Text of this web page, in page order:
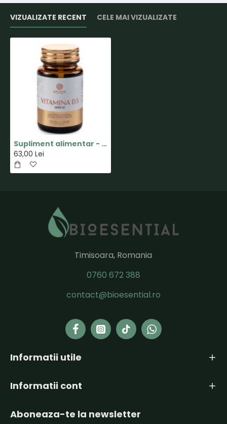
VIZUALIZATE RECENT CELE MAI VIZUALIZATE
Supliment alimentar - Vitamina D3 - 5500UI - 60 tablete - Aronia Charlottenburg
63,00 Lei
Timisoara, Romania
0760 672 388
contact@bioesential.ro
Informatii utile
Informatii cont
Aboneaza-te la newsletter